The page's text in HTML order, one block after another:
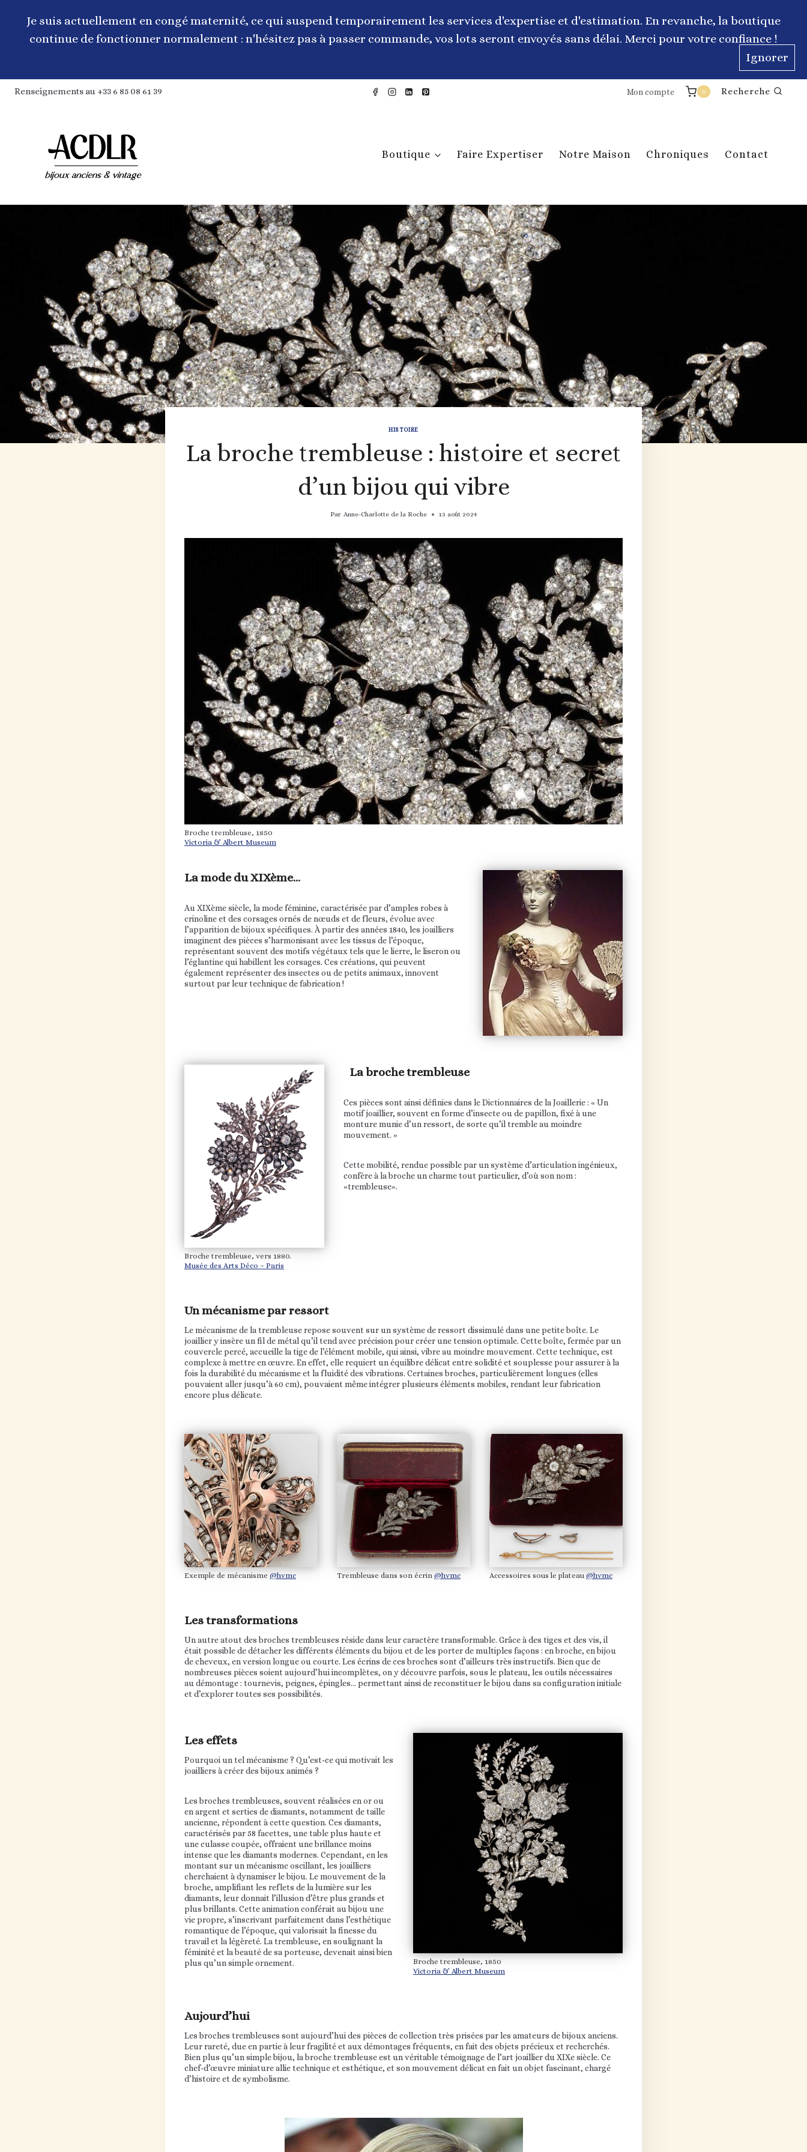
contenuJe suis actuellement en congé maternité, ce qui suspend temporairement les services d'expertise et d'estimation. En revanche, la boutique
continue de fonctionner normalement : n'hésitez pas à passer commande, vos lots seront envoyés sans délai. Merci pour votre confiance !
Ignorer
Renseignements au +33 6 85 08 61 39 Mon compte 0 Recherche
Boutique Faire Expertiser Notre Maison Chroniques Contact
HISTOIRE
La broche trembleuse : histoire et secret
d’un bijou qui vibre
Par Anne-Charlotte de la Roche 13 août 2024
Broche trembleuse, 1850
Victoria & Albert Museum
La mode du XIXème…
Au XIXème siècle, la mode féminine, caractérisée par d’amples robes à
crinoline et des corsages ornés de nœuds et de fleurs, évolue avec
l’apparition de bijoux spécifiques. À partir des années 1840, les joailliers
imaginent des pièces s’harmonisant avec les tissus de l’époque,
représentant souvent des motifs végétaux tels que le lierre, le liseron ou
l’églantine qui habillent les corsages. Ces créations, qui peuvent
également représenter des insectes ou de petits animaux, innovent
surtout par leur technique de fabrication !
Broche trembleuse, vers 1880.
Musée des Arts Déco – Paris
La broche trembleuse
Ces pièces sont ainsi définies dans le Dictionnaires de la Joaillerie : « Un
motif joaillier, souvent en forme d’insecte ou de papillon, fixé à une
monture munie d’un ressort, de sorte qu’il tremble au moindre
mouvement. »
Cette mobilité, rendue possible par un système d’articulation ingénieux,
confère à la broche un charme tout particulier, d’où son nom :
«trembleuse».
Un mécanisme par ressort
Le mécanisme de la trembleuse repose souvent sur un système de ressort dissimulé dans une petite boîte. Le
joaillier y insère un fil de métal qu’il tend avec précision pour créer une tension optimale. Cette boîte, fermée par un
couvercle percé, accueille la tige de l’élément mobile, qui ainsi, vibre au moindre mouvement. Cette technique, est
complexe à mettre en œuvre. En effet, elle requiert un équilibre délicat entre solidité et souplesse pour assurer à la
fois la durabilité du mécanisme et la fluidité des vibrations. Certaines broches, particulièrement longues (elles
pouvaient aller jusqu’à 60 cm), pouvaient même intégrer plusieurs éléments mobiles, rendant leur fabrication
encore plus délicate.
Exemple de mécanisme @hvmc Trembleuse dans son écrin @hvmc Accessoires sous le plateau @hvmc
Les transformations
Un autre atout des broches trembleuses réside dans leur caractère transformable. Grâce à des tiges et des vis, il
était possible de détacher les différents éléments du bijou et de les porter de multiples façons : en broche, en bijou
de cheveux, en version longue ou courte. Les écrins de ces broches sont d’ailleurs très instructifs. Bien que de
nombreuses pièces soient aujourd’hui incomplètes, on y découvre parfois, sous le plateau, les outils nécessaires
au démontage : tournevis, peignes, épingles… permettant ainsi de reconstituer le bijou dans sa configuration initiale
et d’explorer toutes ses possibilités.
Les effets
Pourquoi un tel mécanisme ? Qu’est-ce qui motivait les
joailliers à créer des bijoux animés ?
Les broches trembleuses, souvent réalisées en or ou
en argent et serties de diamants, notamment de taille
ancienne, répondent à cette question. Ces diamants,
caractérisés par 58 facettes, une table plus haute et
une culasse coupée, offraient une brillance moins
intense que les diamants modernes. Cependant, en les
montant sur un mécanisme oscillant, les joailliers
cherchaient à dynamiser le bijou. Le mouvement de la
broche, amplifiant les reflets de la lumière sur les
diamants, leur donnait l’illusion d’être plus grands et
plus brillants. Cette animation conférait au bijou une
vie propre, s’inscrivant parfaitement dans l’esthétique
romantique de l’époque, qui valorisait la finesse du
travail et la légèreté. La trembleuse, en soulignant la
féminité et la beauté de sa porteuse, devenait ainsi bien
plus qu’un simple ornement.
Broche trembleuse, 1850
Victoria & Albert Museum
Aujourd’hui
Les broches trembleuses sont aujourd’hui des pièces de collection très prisées par les amateurs de bijoux anciens.
Leur rareté, due en partie à leur fragilité et aux démontages fréquents, en fait des objets précieux et recherchés.
Bien plus qu’un simple bijou, la broche trembleuse est un véritable témoignage de l’art joaillier du XIXe siècle. Ce
chef-d’œuvre miniature allie technique et esthétique, et son mouvement délicat en fait un objet fascinant, chargé
d’histoire et de symbolisme.